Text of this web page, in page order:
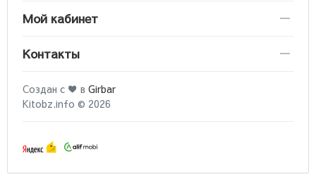
Мой кабинет
Контакты
Создан с ♥ в Girbar
Kitobz.info © 2026